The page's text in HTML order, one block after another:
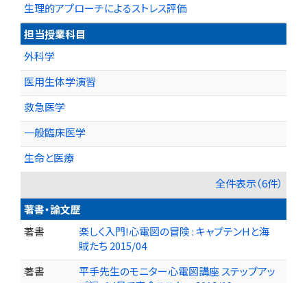
生理的アプローチによるストレス評価
担当授業科目
外科学
医用生体学演習
救急医学
一般臨床医学
生命と医療
全件表示（6件）
著書・論文歴
著書
楽しく入門!心電図の冒険 : キャプテンHと海
賊たち 2015/04
著書
平手先生のモニター心電図講座 ステップアッ